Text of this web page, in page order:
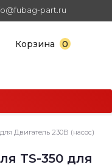
part.ru
Корзина0
Двигатель 230В (насос)
TS-350 для